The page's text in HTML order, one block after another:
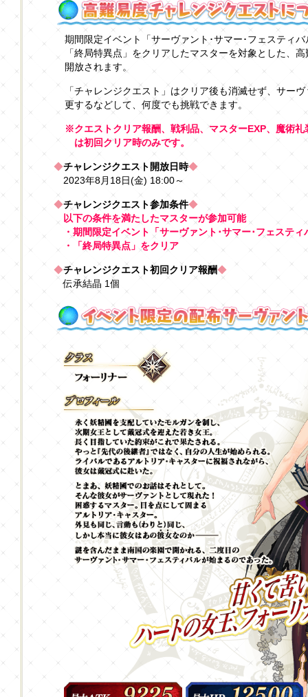
期間限定イベント「サーヴァント･サマー･フェスティ
「終局特異点」をクリアしたマスターを対象とした、
開放されます。
「チャレンジクエスト」はクリア後も消滅せず、サー
更するなどして、何度でも挑戦できます。
※クエストクリア報酬、戦利品、マスターEXP、魔術
は初回クリア時のみです。
◆チャレンジクエスト開放日時◆
2023年8月18日(金) 18:00～
◆チャレンジクエスト参加条件◆
以下の条件を満たしたマスターが参加可能
・期間限定イベント「サーヴァント･サマー･フェステ
・「終局特異点」をクリア
◆チャレンジクエスト初回クリア報酬◆
伝承結晶 1個